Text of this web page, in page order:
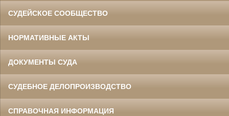
СУДЕЙСКОЕ СООБЩЕСТВО
НОРМАТИВНЫЕ АКТЫ
ДОКУМЕНТЫ СУДА
СУДЕБНОЕ ДЕЛОПРОИЗВОДСТВО
СПРАВОЧНАЯ ИНФОРМАЦИЯ